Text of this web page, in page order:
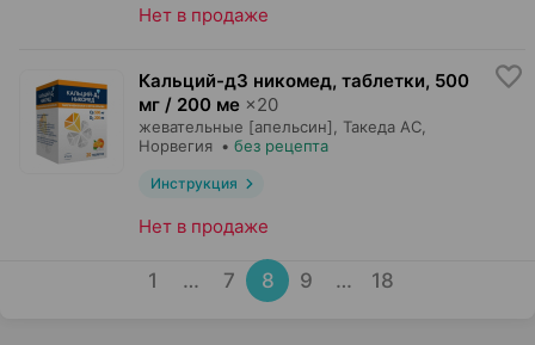
Нет в продаже
Кальций-д3 никомед, таблетки, 500
мг / 200 ме ×20
жевательные [апельсин], Такеда АС
Норвегия • без рецепта
Инструкция
Нет в продаже
1 … 7 8 9 … 18